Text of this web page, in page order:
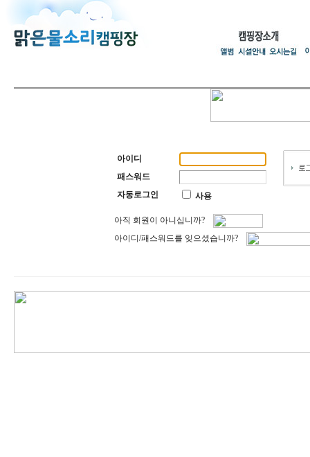
아이디
패스워드
자동로그인
사용
아직 회원이 아니십니까?
아이디/패스워드를 잊으셨습니까?